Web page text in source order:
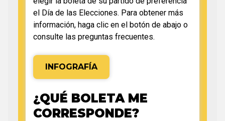
el Día de las Elecciones. Para obtener más
información, haga clic en el botón de abajo o
consulte las preguntas frecuentes.
INFOGRAFÍA
¿QUÉ BOLETA ME
CORRESPONDE?